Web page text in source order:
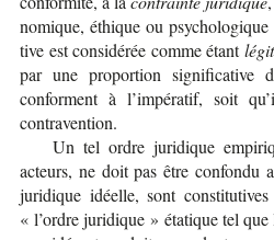
no­mique, éthique ou
tive est consi­dé­rée comme étant
par une pro­por­tion signi­fi­ca­tive
conforment à l’im­pé­ra­tif, soit
contravention.
Un tel ordre juri­dique
acteurs, ne doit pas être confondu
juri­dique idéelle, sont
« l’ordre juri­dique » éta­tique tel